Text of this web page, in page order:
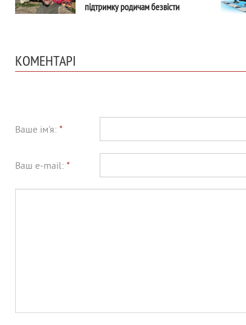
підтримку родичам безвісти
КОМЕНТАРІ
Ваше ім'я: *
Ваш e-mail: *